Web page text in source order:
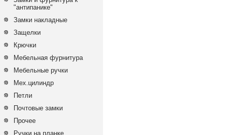
"антипанике"
Замки накладные
Защелки
Крючки
Мебельная фурнитура
Мебельные ручки
Мех.цилиндр
Петли
Почтовые замки
Прочее
Ручки на планке